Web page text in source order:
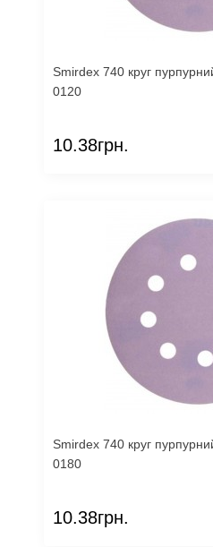
Smirdex 740 круг
0120
10.38грн.
Smirdex 740 круг
0180
10.38грн.